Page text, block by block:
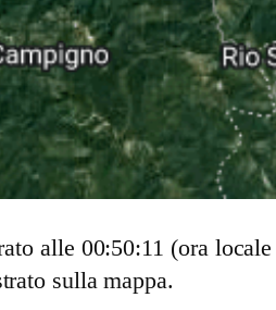
alle 00:50:11 (ora
sulla mappa.